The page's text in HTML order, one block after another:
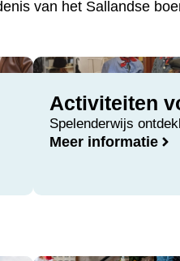
van het Sallandse
Activiteiten
Spelenderwijs
Meer informatie